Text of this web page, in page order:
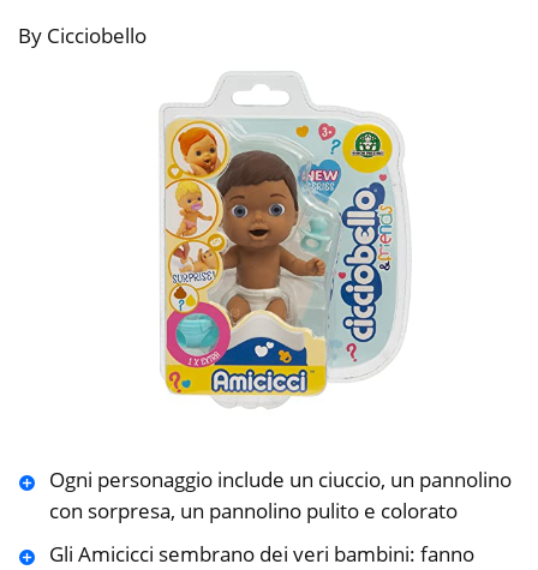
By Cicciobello
Ogni personaggio include un ciuccio, un pannolino
con sorpresa, un pannolino pulito e colorato
Gli Amicicci sembrano dei veri bambini: fanno